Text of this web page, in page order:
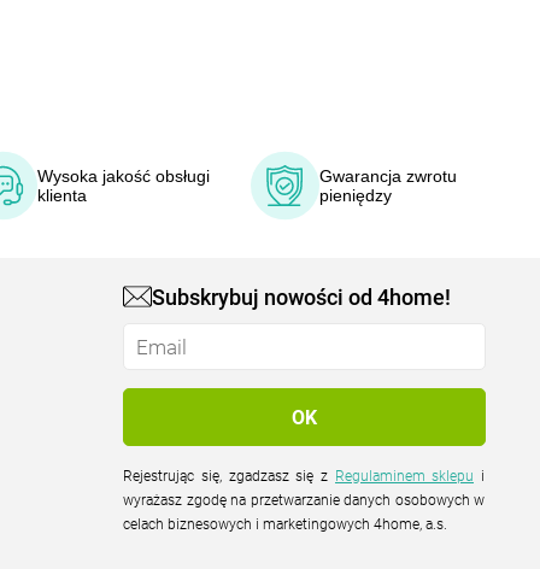
Wysoka jakość obsługi
klienta
Gwarancja zwrotu
pieniędzy
Subskrybuj nowości od 4home!
Rejestrując się, zgadzasz się z Regulaminem sklepu
wyrażasz zgodę na przetwarzanie danych osobowych w
celach biznesowych i marketingowych 4home, a.s.